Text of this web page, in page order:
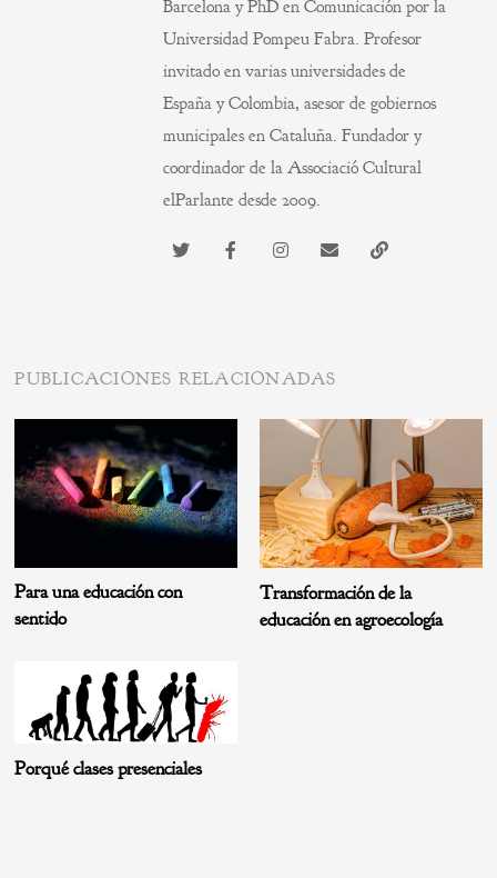
Barcelona y PhD en Comunicación por la
Universidad Pompeu Fabra. Profesor
invitado en varias universidades de
España y Colombia, asesor de gobiernos
municipales en Cataluña. Fundador y
coordinador de la Associació Cultural
elParlante desde 2009.
PUBLICACIONES RELACIONADAS
Para una educación con
sentido
Transformación de la
educación en agroecología
Porqué clases presenciales